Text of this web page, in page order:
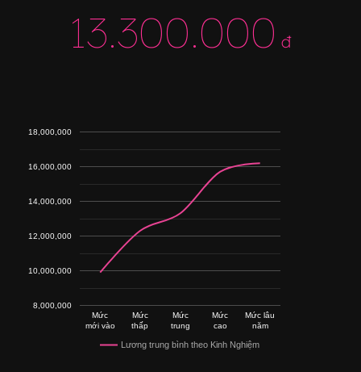
13.300.000 đ
Lương trung bình theo Kinh Nghiệm
Mức
mới vào
Mức
thấp
Mức
trung
Mức
cao
Mức lâu
năm
8,000,000
10,000,000
12,000,000
14,000,000
16,000,000
18,000,000